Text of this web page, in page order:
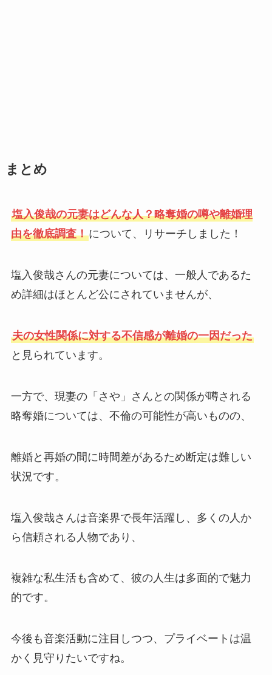
まとめ
塩入俊哉の元妻はどんな人？略奪婚の噂や離婚理
由を徹底調査！について、リサーチしました！
塩入俊哉さんの元妻については、一般人であるた
め詳細はほとんど公にされていませんが、
夫の女性関係に対する不信感が離婚の一因だった
と見られています。
一方で、現妻の「さや」さんとの関係が噂される
略奪婚については、不倫の可能性が高いものの、
離婚と再婚の間に時間差があるため断定は難しい
状況です。
塩入俊哉さんは音楽界で長年活躍し、多くの人か
ら信頼される人物であり、
複雑な私生活も含めて、彼の人生は多面的で魅力
的です。
今後も音楽活動に注目しつつ、プライベートは温
かく見守りたいですね。